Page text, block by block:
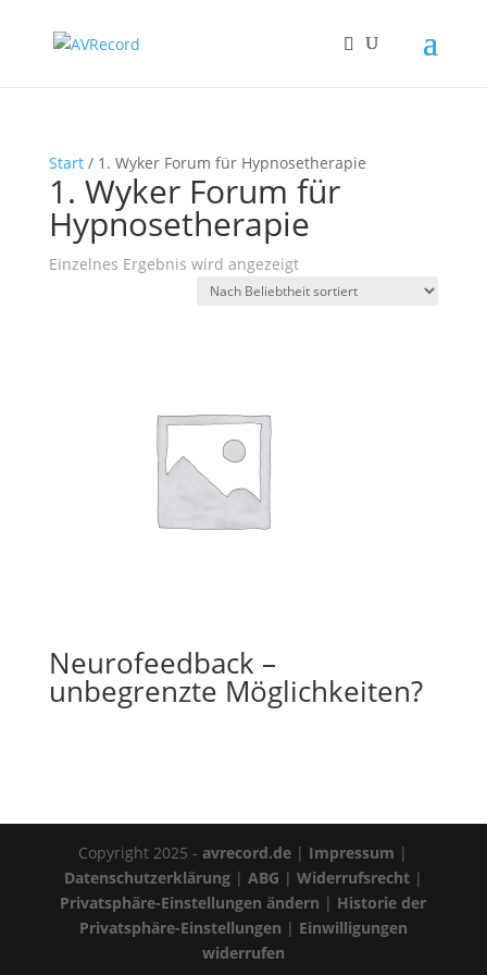
Start/ 1. Wyker Forum für Hypnosetherapie
1. Wyker Forum für
Hypnosetherapie
Einzelnes Ergebnis wird angezeigt
Neurofeedback –
unbegrenzte Möglichkeiten?
Copyright 2025 -avrecord.de | Impressum |
Datenschutzerklärung| ABG | Widerrufsrecht|
Privatsphäre-Einstellungen ändern | Historie der
Privatsphäre-Einstellungen | Einwilligungen
widerrufen